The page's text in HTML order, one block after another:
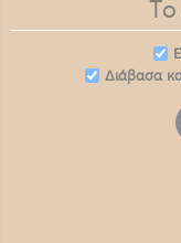
Διάβασα